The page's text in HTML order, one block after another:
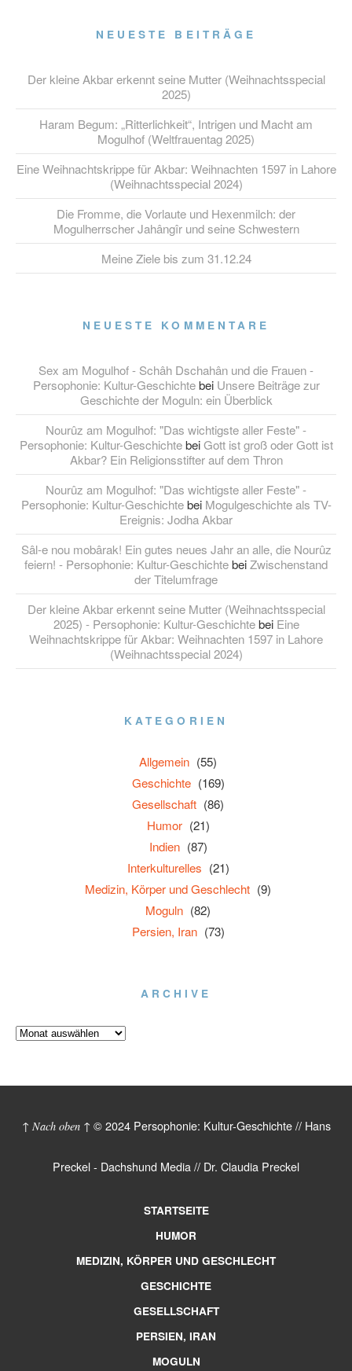
NEUESTE BEITRÄGE
Der kleine Akbar erkennt seine Mutter (Weihnachtsspecial
2025)
Haram Begum: „Ritterlichkeit“, Intrigen und Macht am
Mogulhof (Weltfrauentag 2025)
Eine Weihnachtskrippe für Akbar: Weihnachten 1597 in Lahore
(Weihnachtsspecial 2024)
Die Fromme, die Vorlaute und Hexenmilch: der
Mogulherrscher Jahângîr und seine Schwestern
Meine Ziele bis zum 31.12.24
NEUESTE KOMMENTARE
Sex am Mogulhof - Schâh Dschahân und die Frauen -
Persophonie: Kultur-Geschichtebei Unsere Beiträge zur
Geschichte der Moguln: ein Überblick
Nourûz am Mogulhof: "Das wichtigste aller Feste" -
Persophonie: Kultur-GeschichtebeiGott ist groß oder Gott ist
Akbar? Ein Religionsstifter auf dem Thron
Nourûz am Mogulhof: "Das wichtigste aller Feste" -
Persophonie: Kultur-Geschichtebei Mogulgeschichte als TV-
Ereignis: Jodha Akbar
Sâl-e nou mobârak! Ein gutes neues Jahr an alle, die Nourûz
feiern! - Persophonie: Kultur-GeschichtebeiZwischenstand
der Titelumfrage
Der kleine Akbar erkennt seine Mutter (Weihnachtsspecial
2025) - Persophonie: Kultur-Geschichtebei Eine
Weihnachtskrippe für Akbar: Weihnachten 1597 in Lahore
(Weihnachtsspecial 2024)
KATEGORIEN
Allgemein (55)
Geschichte (169)
Gesellschaft (86)
Humor (21)
Indien (87)
Interkulturelles (21)
Medizin, Körper und Geschlecht (9)
Moguln (82)
Persien, Iran (73)
ARCHIVE
↑ Nach oben ↑ © 2024 Persophonie: Kultur-Geschichte // Hans
Preckel - Dachshund Media // Dr. Claudia Preckel
STARTSEITE
HUMOR
MEDIZIN, KÖRPER UND GESCHLECHT
GESCHICHTE
GESELLSCHAFT
PERSIEN, IRAN
MOGULN